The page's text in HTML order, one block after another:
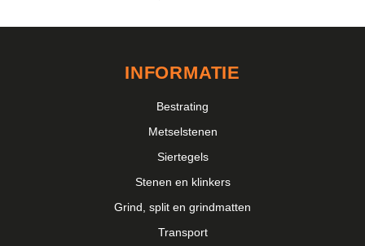
INFORMATIE
Bestrating
Metselstenen
Siertegels
Stenen en klinkers
Grind, split en grindmatten
Transport